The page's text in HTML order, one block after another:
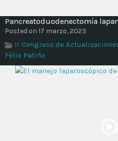
Pancreatoduodenectomía
Posted on 17 marzo, 2023
II Congreso de
Félix Patiño